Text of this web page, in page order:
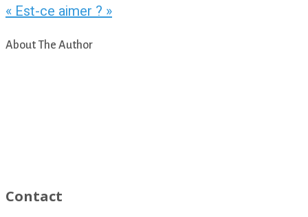
« Est-ce aimer ? »
About The Author
Contact